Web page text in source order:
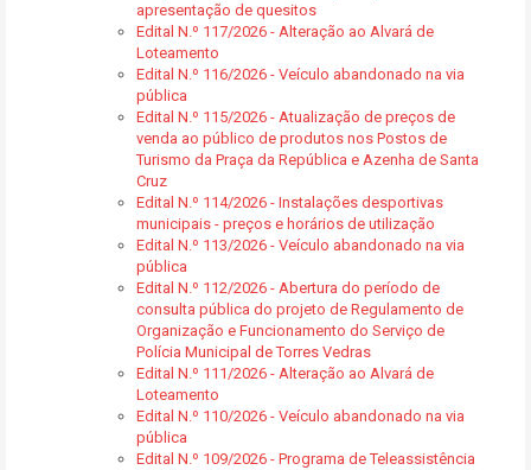
apresentação de quesitos
Edital N.º 117/2026 - Alteração ao Alvará de
Loteamento
Edital N.º 116/2026 - Veículo abandonado na via
pública
Edital N.º 115/2026 - Atualização de preços de
venda ao público de produtos nos Postos de
Turismo da Praça da República e Azenha de Santa
Cruz
Edital N.º 114/2026 - Instalações desportivas
municipais - preços e horários de utilização
Edital N.º 113/2026 - Veículo abandonado na via
pública
Edital N.º 112/2026 - Abertura do período de
consulta pública do projeto de Regulamento de
Organização e Funcionamento do Serviço de
Polícia Municipal de Torres Vedras
Edital N.º 111/2026 - Alteração ao Alvará de
Loteamento
Edital N.º 110/2026 - Veículo abandonado na via
pública
Edital N.º 109/2026 - Programa de Teleassistência